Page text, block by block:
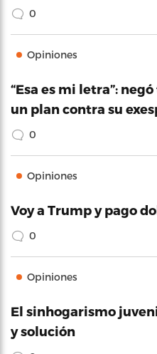
0
Opiniones
“Esa es mi letra”:
un plan contra su
0
Opiniones
Voy a Trump y pago
0
Opiniones
El sinhogarismo
y solución